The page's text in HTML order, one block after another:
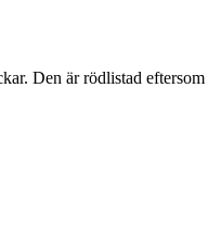
Den är rödlistad